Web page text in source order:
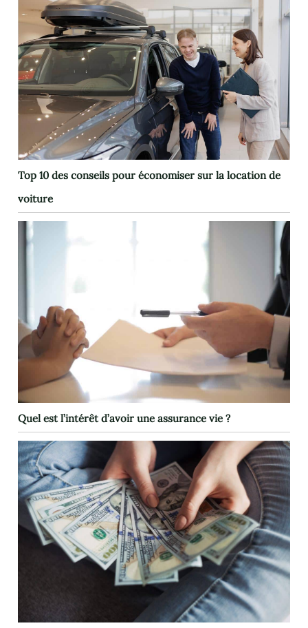
Top 10 des conseils pour économiser sur la location de
voiture
Quel est l’intérêt d’avoir une assurance vie ?